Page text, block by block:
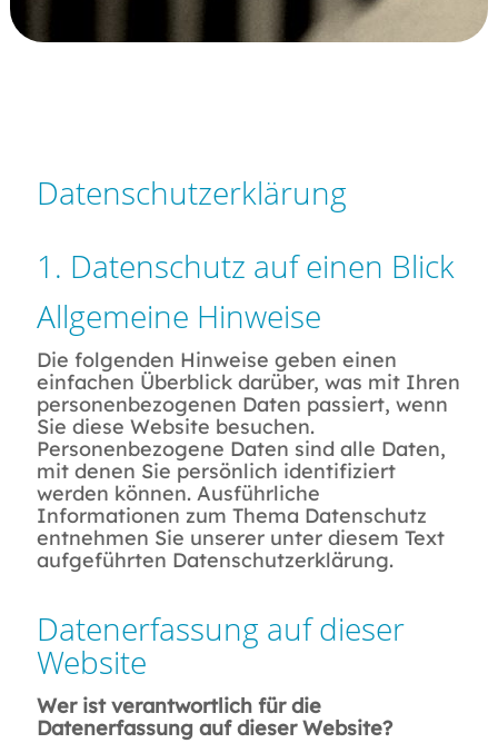
Datenschutzerklärung
1. Datenschutz auf einen Blick
Allgemeine Hinweise
Die folgenden Hinweise geben einen
einfachen Überblick darüber, was mit Ihren
personenbezogenen Daten passiert, wenn
Sie diese Website besuchen.
Personenbezogene Daten sind alle Daten,
mit denen Sie persönlich identifiziert
werden können. Ausführliche
Informationen zum Thema Datenschutz
entnehmen Sie unserer unter diesem Text
aufgeführten Datenschutzerklärung.
Datenerfassung auf dieser
Website
Wer ist verantwortlich für die
Datenerfassung auf dieser Website?